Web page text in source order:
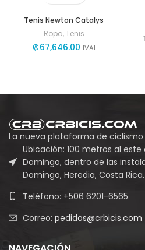
Tenis Newton Catalys
Ropa,Tenis
₡67,646.00 IVAI
La nueva plataforma de ciclismo
Ubicación: 100 metros al
Domingo, dentro de las
Domingo, Heredia, Costa Rica.
Teléfono: +506 6201-6565
Correo: pedidos@crbicis.com